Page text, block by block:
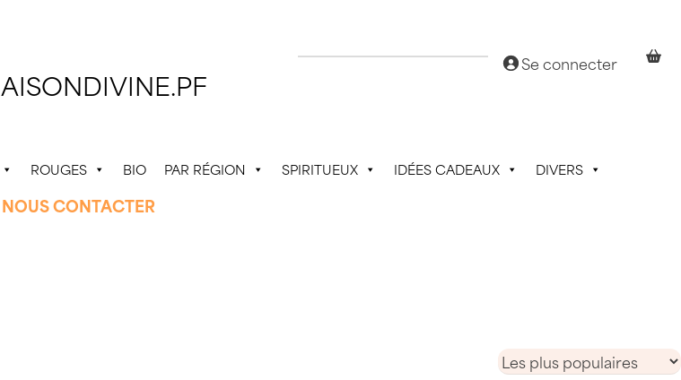
Se connecter
ROUGES BIO PAR RÉGION SPIRITUEUX IDÉES CADEAUX DIVERS
NOUS CONTACTER